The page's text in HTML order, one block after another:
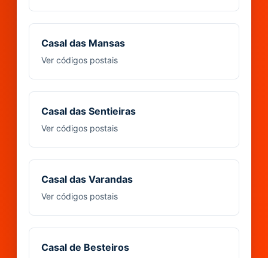
Casal das Mansas
Ver códigos postais
Casal das Sentieiras
Ver códigos postais
Casal das Varandas
Ver códigos postais
Casal de Besteiros